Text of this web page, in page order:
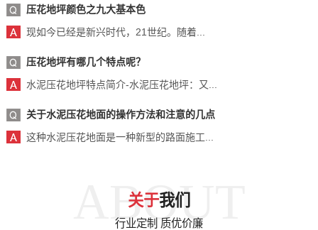
压花地坪颜色之九大基本色
现如今已经是新兴时代，21世纪。随着...
压花地坪有哪几个特点呢？
水泥压花地坪特点简介-水泥压花地坪：又...
关于水泥压花地面的操作方法和注意的几点
这种水泥压花地面是一种新型的路面施工...
ABOUT
关于我们
行业定制 质优价廉